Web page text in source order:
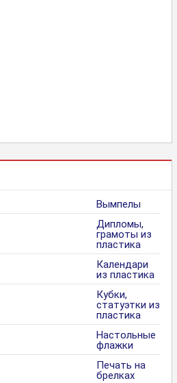
Вымпелы
Дипломы,
грамоты из
пластика
Календари
из пластика
Кубки,
статуэтки из
пластика
Настольные
флажки
Печать на
брелках